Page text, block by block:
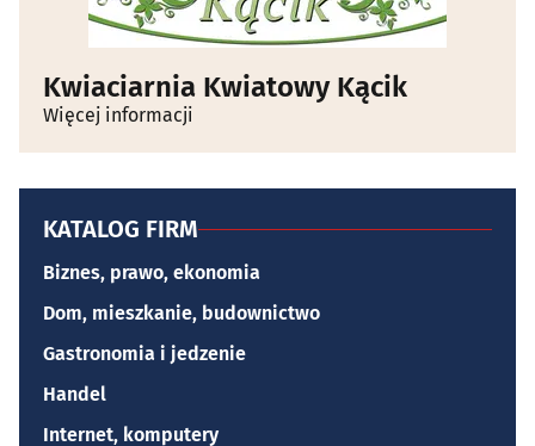
Kwiaciarnia Kwiatowy Kącik
Więcej informacji
KATALOG FIRM
Biznes, prawo, ekonomia
Dom, mieszkanie, budownictwo
Gastronomia i jedzenie
Handel
Internet, komputery